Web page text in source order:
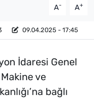
A- A+
09.04.2025 - 17:45
İdaresi Genel
ve
bağlı